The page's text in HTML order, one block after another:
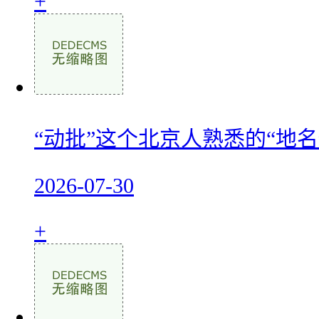
“动批”这个北京人熟悉的“地
2026-07-30
+